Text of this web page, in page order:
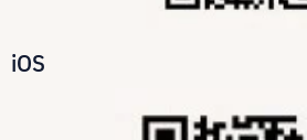
iOS